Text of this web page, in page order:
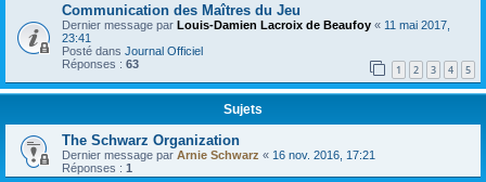
Communication des Maîtres du Jeu
Dernier message par Louis-Damien Lacroix de Beaufoy « 11 mai 2017,
23:41
Posté dans Journal Officiel
Réponses : 63 1 2 3 4 5
Sujets
The Schwarz Organization
Dernier message par Arnie Schwarz « 16 nov. 2016, 17:21
Réponses : 1